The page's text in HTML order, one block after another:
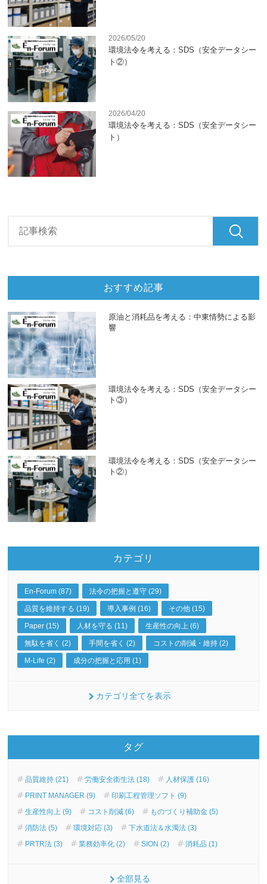
2026/05/20
環境法令を考える：SDS（安全データシー
ト②）
2026/04/20
環境法令を考える：SDS（安全データシー
ト）
おすすめ記事
原油と消耗品を考える：中東情勢による影
響
環境法令を考える：SDS（安全データシー
ト③）
環境法令を考える：SDS（安全データシー
ト②）
カテゴリ
En-Forum (87) 法令の把握と遵守 (29)
品質を維持する (19) 導入事例 (16) その他 (15)
Paper (15) 人材を守る (11) 生産性の向上 (6)
無駄を省く (2) 手間を省く (2) コストの削減・維持 (2)
M-Life (2) 成分の把握と応用 (1)
カテゴリ全てを表示
タグ
品質維持 (21) 労働安全衛生法 (18)
人材保護 (16)
PRINT MANAGER (9)
印刷工程管理ソフト (9)
生産性向上 (9)
コスト削減 (6)
ものづくり補助金 (5)
消防法 (5)
環境対応 (3)
下水道法＆水濁法 (3)
PRTR法 (3)
業務効率化 (2) SION (2) 消耗品 (1)
全部見る